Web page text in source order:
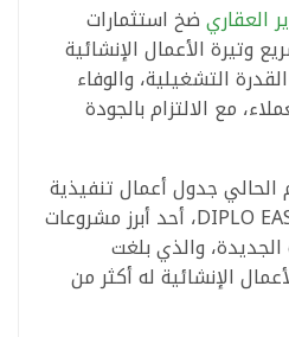
ضخ استثمارات
لتسريع وتيرة الأعمال الإنشائية
التشغيلية، والوفاء
مع الالتزام بالجودة
الحالي جدول أعمال تنفيذية
مُتخم بداية من مشروعDIPLO EAST، أحد أبرز مشروعات
الجديدة، والذي بلغت
الإنشائية له أكثر من